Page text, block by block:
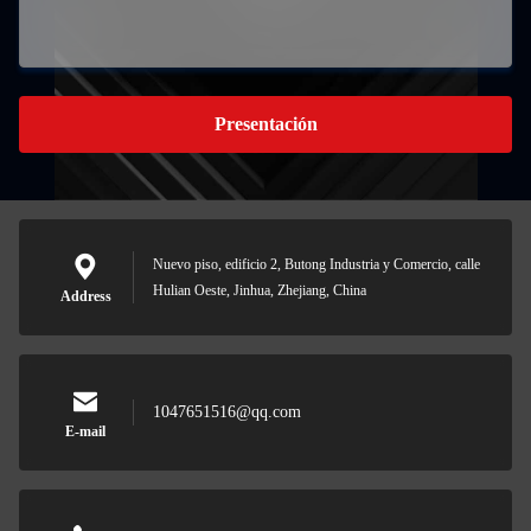
Presentación
Address
Nuevo piso, edificio 2, Butong Industria y Comercio, calle
Hulian Oeste, Jinhua, Zhejiang, China
E-mail
1047651516@qq.com